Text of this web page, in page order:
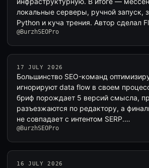
локальные серверы, ручной запуск,
Python и куча трения. Автор сделал
@BurzhSEOPro
17 JULY 2026
Большинство SEO-команд
игнорируют data flow в своем
бриф порождает 5 версий смысла,
разъезжаются по редактору, а
не совпадает с интентом SERP.…
@BurzhSEOPro
16 JULY 2026